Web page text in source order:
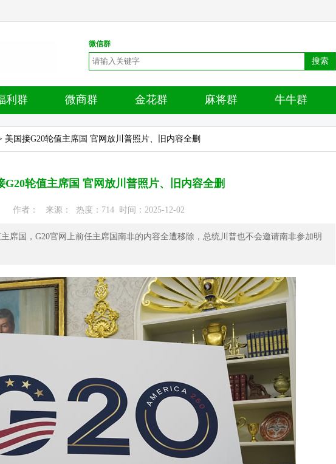
微信群
搜索
利群 微商群 金花群 麻将群 牛牛群
美国接G20轮值主席国 官网放川普照片、旧内容全删
G20轮值主席国 官网放川普照片、旧内容全删
作者： 来源： 热度：714 时间：2025-12-02
席国，G20官网上前任主席国南非的内容全遭移除，总统川普也不会邀请南非参加明